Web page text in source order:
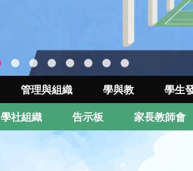
管理與組織 學與教 學生
學社組織 告示板 家長教師會